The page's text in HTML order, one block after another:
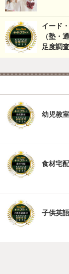
イード
（塾・
足度調査
幼児教
食材宅
子供英